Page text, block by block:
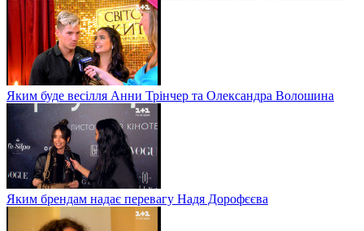
Яким буде весілля Анни Трінчер та Олександра Волошина
Яким брендам надає перевагу Надя Дорофєєва